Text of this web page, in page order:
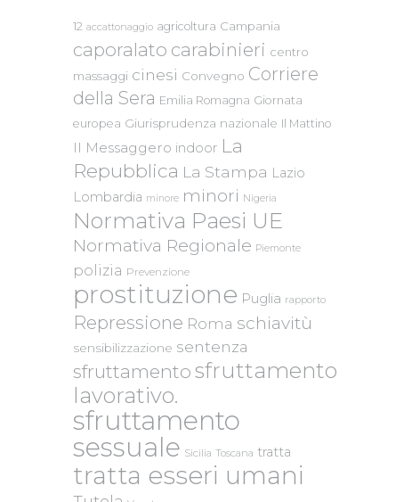
12 accattonaggio agricoltura Campania
caporalato carabinieri centro
massaggi cinesi Convegno Corriere
della Sera Emilia Romagna Giornata
europea Giurisprudenza nazionale Il Mattino
Il Messaggero indoor La
Repubblica La Stampa Lazio
Lombardia minore minori Nigeria
Normativa Paesi UE
Normativa Regionale Piemonte
polizia Prevenzione
prostituzione Puglia rapporto
Repressione Roma schiavitù
sensibilizzazione sentenza
sfruttamento sfruttamento
lavorativo.
sfruttamento
sessuale Sicilia Toscana tratta
tratta esseri umani